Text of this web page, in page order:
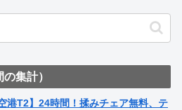
集計）
港T2】24時間！揉みチェア無料、テ